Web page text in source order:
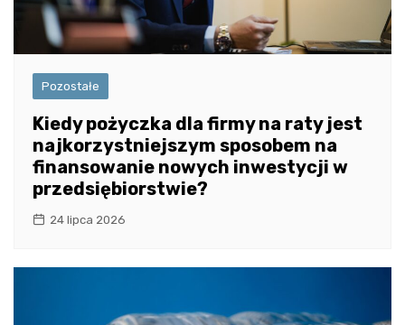
Pozostałe
Kiedy pożyczka dla firmy na raty jest
najkorzystniejszym sposobem na
finansowanie nowych inwestycji w
przedsiębiorstwie?
24 lipca 2026